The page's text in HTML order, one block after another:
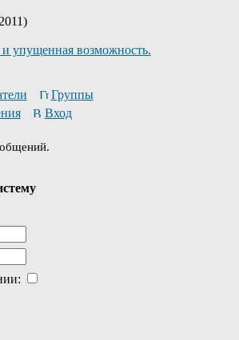
упущенная возможность.
Группы
Вход